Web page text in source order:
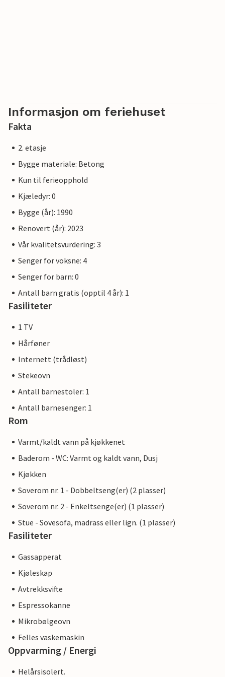
Informasjon om feriehuset
Fakta
2. etasje
Bygge materiale: Betong
Kun til ferieopphold
Kjæledyr: 0
Bygge (år): 1990
Renovert (år): 2023
Vår kvalitetsvurdering: 3
Senger for voksne: 4
Senger for barn: 0
Antall barn gratis (opptil 4 år): 1
Fasiliteter
1 TV
Hårføner
Internett (trådløst)
Stekeovn
Antall barnestoler: 1
Antall barnesenger: 1
Rom
Varmt/kaldt vann på kjøkkenet
Baderom - WC: Varmt og kaldt vann, Dusj
Kjøkken
Soverom nr. 1 - Dobbeltseng(er) (2 plasser)
Soverom nr. 2 - Enkeltsenge(er) (1 plasser)
Stue - Sovesofa, madrass eller lign. (1 plasser)
Fasiliteter
Gassapperat
Kjøleskap
Avtrekksvifte
Espressokanne
Mikrobølgeovn
Felles vaskemaskin
Oppvarming / Energi
Helårsisolert.